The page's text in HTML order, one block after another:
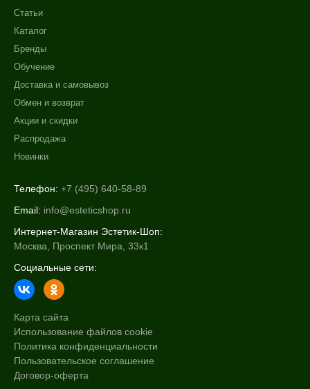
Статьи
Каталог
Бренды
Обучение
Доставка и самовывоз
Обмен и возврат
Акции и скидки
Распродажа
Новинки
Телефон: +7 (495) 640-58-89
Email: info@esteticshop.ru
Интернет-Магазин Эстетик-Шоп:
Москва, Проспект Мира, 33к1
Социальные сети:
Карта сайта
Использование файлов cookie
Политика конфиденциальности
Пользовательское соглашение
Договор-оферта